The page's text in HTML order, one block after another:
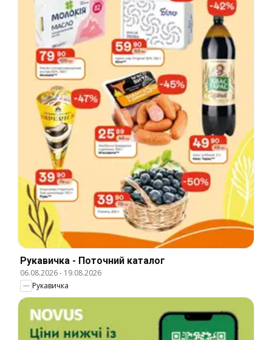
Рукавичка - Поточний каталог
06.08.2026- 19.08.2026
Рукавичка